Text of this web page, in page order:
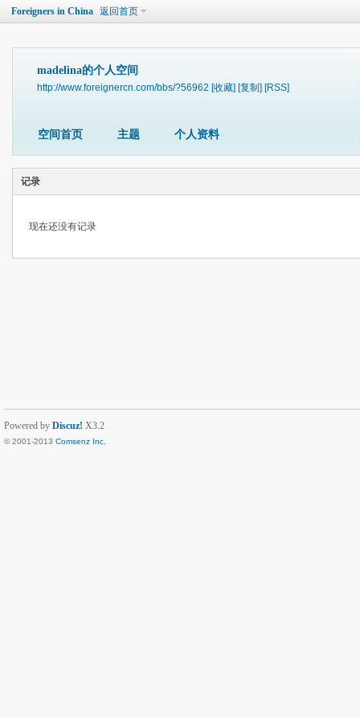
Foreigners in China 返回首页
madelina的个人空间
http://www.foreignercn.com/bbs/?56962 [收藏] [复制] [RSS]
空间首页 主题 个人资料
记录
现在还没有记录
Powered by Discuz! X3.2
© 2001-2013 Comsenz Inc.